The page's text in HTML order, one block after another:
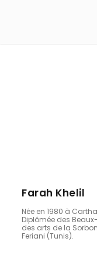
Farah Khelil
Née en 1980 à
Diplômée des
des arts de la
Feriani (Tunis).